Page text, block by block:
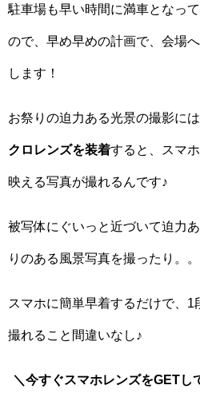
駐車場も早い時間に満車となっ
ので、早め早めの計画で、会場
します！
お祭りの迫力ある光景の撮影には
クロレンズを装着すると、スマ
映える写真が撮れるんです♪
被写体にぐいっと近づいて迫力
りのある風景写真を撮ったり。。
スマホに簡単早着するだけで、
撮れること間違いなし♪
＼今すぐスマホレンズをGETし